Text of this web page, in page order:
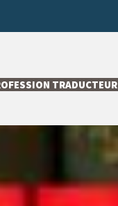
TRADUCTEUR